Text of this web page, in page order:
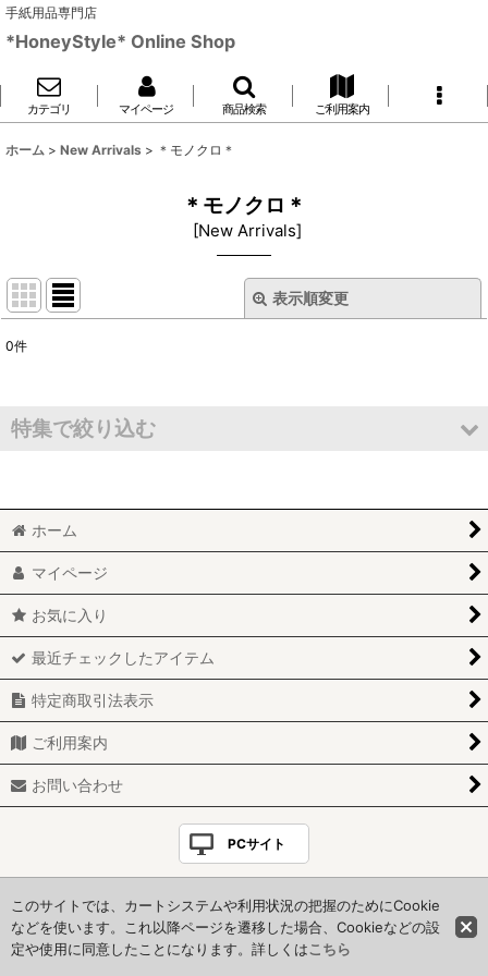
手紙用品専門店
*HoneyStyle* Online Shop
カテゴリ マイページ 商品検索 ご利用案内
ホーム > New Arrivals > ＊モノクロ＊
＊モノクロ＊
[New Arrivals]
表示順変更
並び順:
0件
特集で絞り込む
＊白＊
＊モノクロ＊
＊グレー&シルバー＊
＊ピンク＊
＊グリーン＊
＊ダークブラウン＊
さくら便り
クリスマス
ホーム
マイページ
お気に入り
最近チェックしたアイテム
特定商取引法表示
ご利用案内
お問い合わせ
PCサイト
Copyright(C)＊HoneyStyle＊. All Rights Reserved.
当サイトに掲載の全てのコンテンツは著作権法で保護されています
Powered byおちゃのこネット ネットショップ作成サービス
このサイトでは、カートシステムや利用状況の把握のためにCookie
などを使います。これ以降ページを遷移した場合、Cookieなどの設
定や使用に同意したことになります。詳しくはこちら